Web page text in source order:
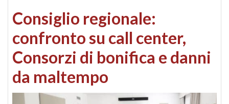
Consiglio regionale:
confronto su call center,
Consorzi di bonifica e danni
da maltempo